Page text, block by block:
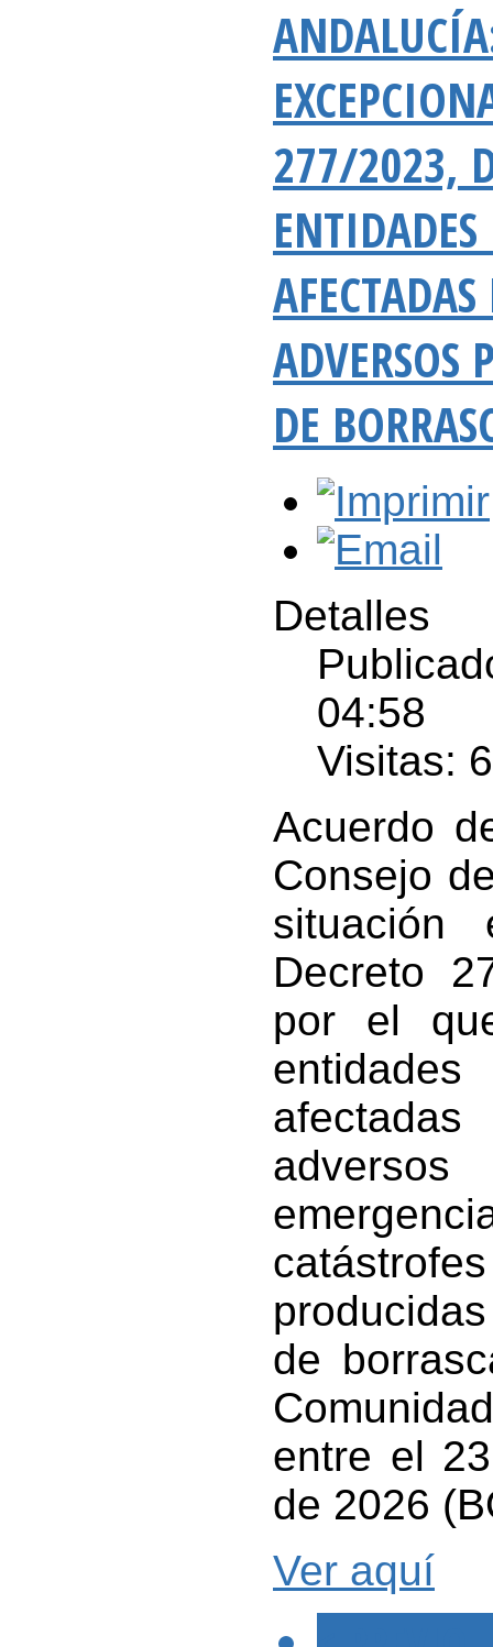
277/2023,
ENTIDADES
ADVERSOS
DE
Detalles
04:58
Visitas:
Acuerdo
Consejo
situación
Decreto
por el
de
entre el
de 2026
Ver aquí